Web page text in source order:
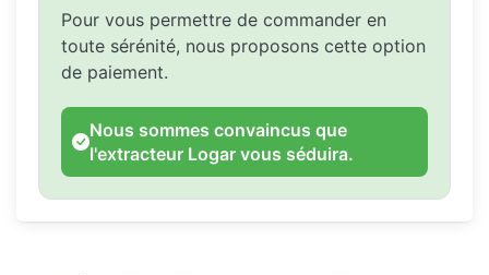
Pour vous permettre de commander en
toute sérénité, nous proposons cette option
de paiement.
Nous sommes convaincus que
l'extracteur Logar vous séduira.